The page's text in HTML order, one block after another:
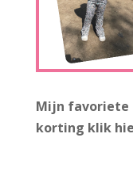
Mijn favoriete
korting klik